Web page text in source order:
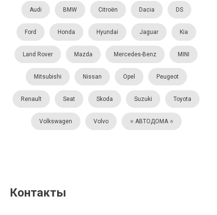
Audi BMW Citroën Dacia DS
Ford Honda Hyundai Jaguar Kia
Land Rover Mazda Mercedes-Benz MINI
Mitsubishi Nissan Opel Peugeot
Renault Seat Skoda Suzuki Toyota
Volkswagen Volvo ⭐️ АВТОДОМА ⭐️
Контакты